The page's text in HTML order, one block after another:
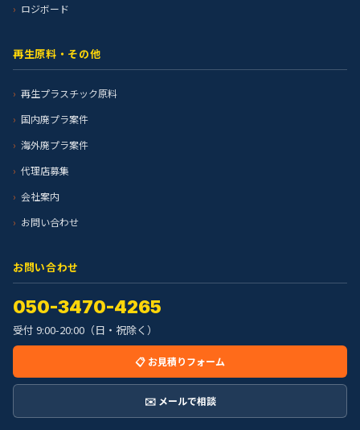
ロジボード
再生原料・その他
再生プラスチック原料
国内廃プラ案件
海外廃プラ案件
代理店募集
会社案内
お問い合わせ
お問い合わせ
050-3470-4265
受付 9:00-20:00（日・祝除く）
📋 お見積りフォーム
✉️ メールで相談